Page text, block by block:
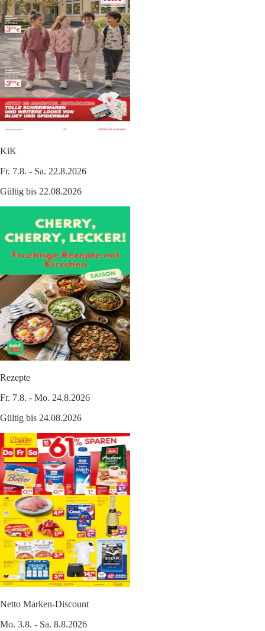
KiK
Fr. 7.8. - Sa. 22.8.2026
Gültig bis 22.08.2026
Rezepte
Fr. 7.8. - Mo. 24.8.2026
Gültig bis 24.08.2026
Netto Marken-Discount
Mo. 3.8. - Sa. 8.8.2026